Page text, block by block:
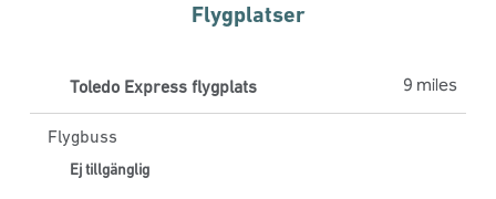
Flygplatser
Toledo Express flygplats 9 miles
Flygbuss
Ej tillgänglig